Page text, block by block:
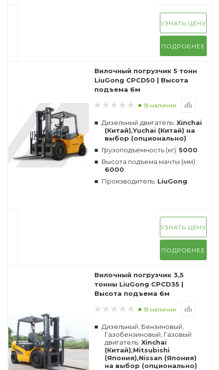
УЗНАТЬ ЦЕНУ
ПОДРОБНЕЕ
Вилочный погрузчик 5 тонн
LiuGong CPCD50 | Высота
подъема 6м
В наличии
Дизельный двигатель: Xinchai
(Китай),Yuchai (Китай) на
выбор (опционально)
Грузоподъемность (кг): 5000
Высота подъема мачты (мм):
6000
Производитель: LiuGong
УЗНАТЬ ЦЕНУ
ПОДРОБНЕЕ
Вилочный погрузчик 3,5
тонны LiuGong CPCD35 |
Высота подъема 6м
В наличии
Дизельный, Бензиновый,
Газобензиновый, Газовый
двигатель: Xinchai
(Китай),Mitsubishi
(Япония),Nissan (Япония)
на выбор (опционально)